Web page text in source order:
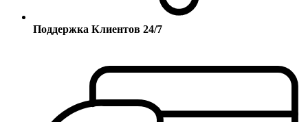
Поддержка Клиентов 24/7